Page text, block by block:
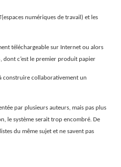
numériques de travail) et les
téléchargeable sur Internet ou alors
dont c’est le premier produit papier
construire collaborativement un
par plusieurs auteurs, mais pas plus
le système serait trop encombré. De
du même sujet et ne savent pas